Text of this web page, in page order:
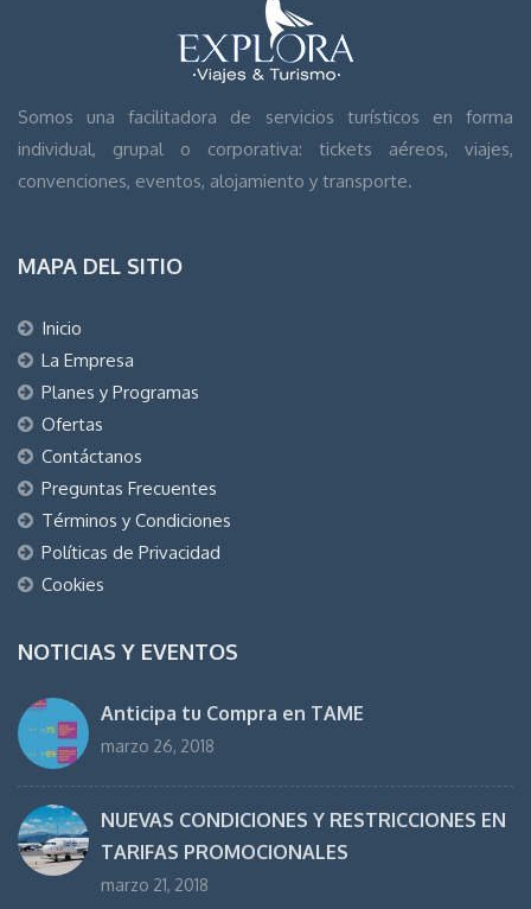
Somos una facilitadora de servicios turísticos en forma
individual, grupal o corporativa: tickets aéreos, viajes,
convenciones, eventos, alojamiento y transporte.
MAPA DEL SITIO
Inicio
La Empresa
Planes y Programas
Ofertas
Contáctanos
Preguntas Frecuentes
Términos y Condiciones
Políticas de Privacidad
Cookies
NOTICIAS Y EVENTOS
Anticipa tu Compra en TAME
marzo 26, 2018
NUEVAS CONDICIONES Y RESTRICCIONES EN
TARIFAS PROMOCIONALES
marzo 21, 2018